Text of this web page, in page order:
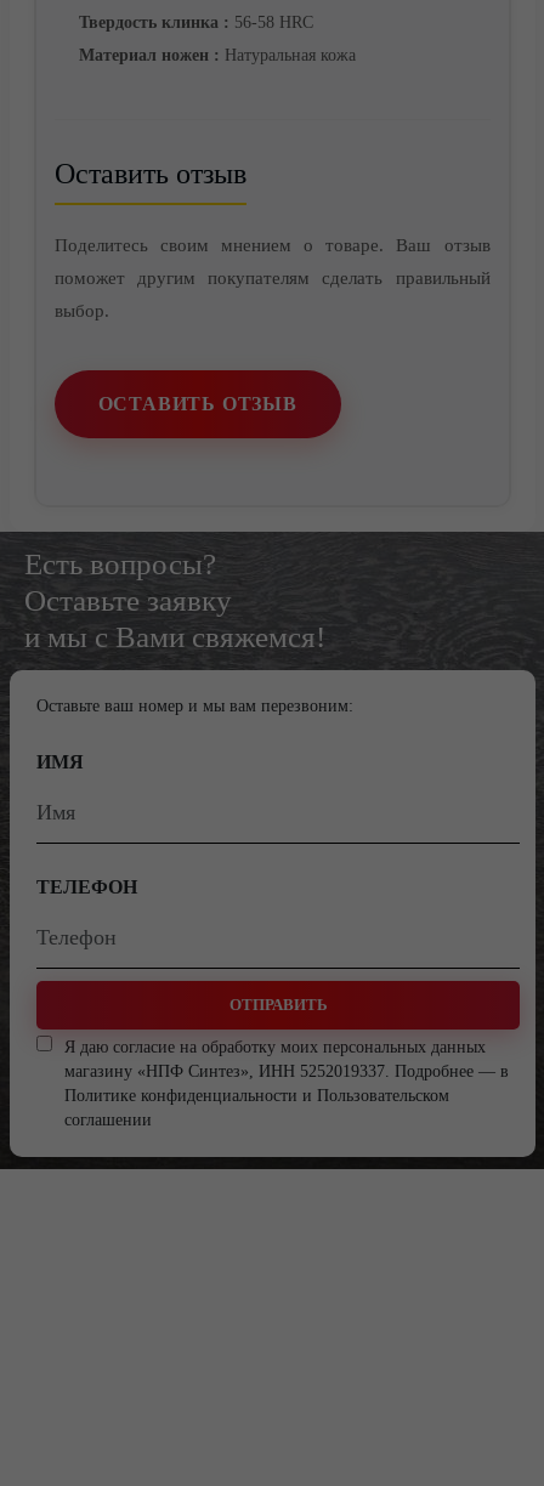
Твердость клинка : 56-58 HRC
Материал ножен : Натуральная кожа
Оставить отзыв
Поделитесь своим мнением о товаре. Ваш отзыв
поможет другим покупателям сделать правильный
выбор.
ОСТАВИТЬ ОТЗЫВ
Есть вопросы?
Оставьте заявку
и мы с Вами свяжемся!
Оставьте ваш номер и мы вам перезвоним:
ИМЯ
ТЕЛЕФОН
ОТПРАВИТЬ
Я даю согласие на обработку моих персональных данных
магазину «НПФ Синтез», ИНН 5252019337. Подробнее — в
Политике конфиденциальности и Пользовательском
соглашении